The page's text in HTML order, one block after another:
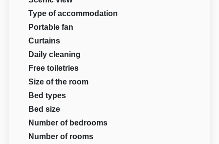
Type of accommodation
Portable fan
Curtains
Daily cleaning
Free toiletries
Size of the room
Bed types
Bed size
Number of bedrooms
Number of rooms